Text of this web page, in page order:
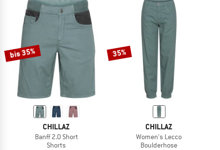
bis 35%
CHILLAZ
Banff 2.0 Short
Shorts
35%
CHILLAZ
Women's Lecco
Boulderhose